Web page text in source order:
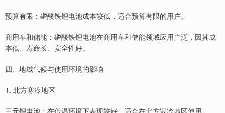
预算有限：磷酸铁锂电池成本较低，适合预算有限的用户。
商用车和储能：磷酸铁锂电池在商用车和储能领域应用广泛，因其成
本低、寿命长、安全性好。
四、地域气候与使用环境的影响
1. 北方寒冷地区
三元锂电池：在低温环境下表现较好，适合在北方寒冷地区使用。